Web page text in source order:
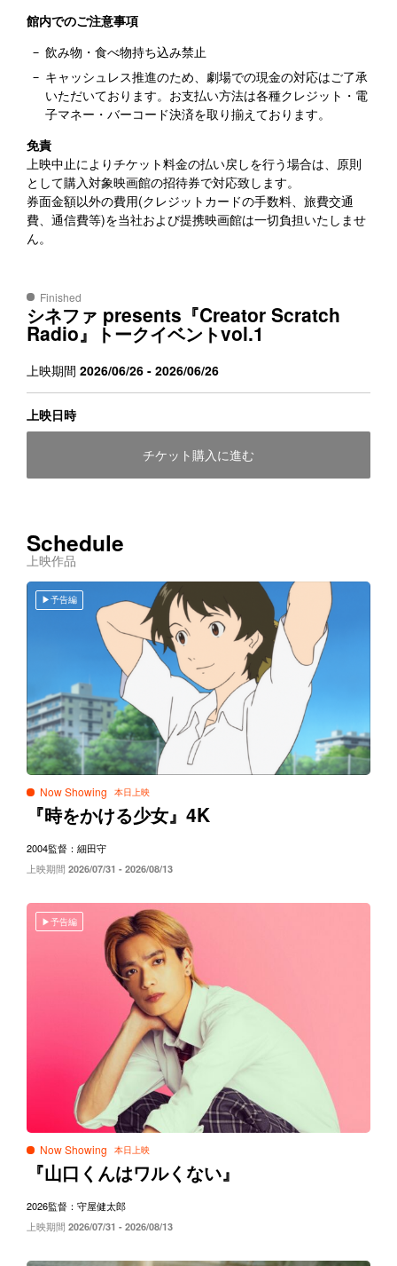
館内でのご注意事項
飲み物・食べ物持ち込み禁止
キャッシュレス推進のため、劇場での現金の対応はご了承
いただいております。お支払い方法は各種クレジット・電
子マネー・バーコード決済を取り揃えております。
免責
上映中止によりチケット料金の払い戻しを行う場合は、原則
として購入対象映画館の招待券で対応致します。
券面金額以外の費用(クレジットカードの手数料、旅費交通
費、通信費等)を当社および提携映画館は一切負担いたしませ
ん。
Finished
シネファ presents 『Creator Scratch
Radio』トークイベントvol.1
上映期間 2026/06/26 - 2026/06/26
上映日時
チケット購入に進む
Schedule
上映作品
予告編
Now Showing
『時をかける少女』 4K
2004監督：細田守
上映期間 2026/07/31 - 2026/08/13
予告編
Now Showing
『山口くんはワルくない』
2026監督：守屋健太郎
上映期間 2026/07/31 - 2026/08/13